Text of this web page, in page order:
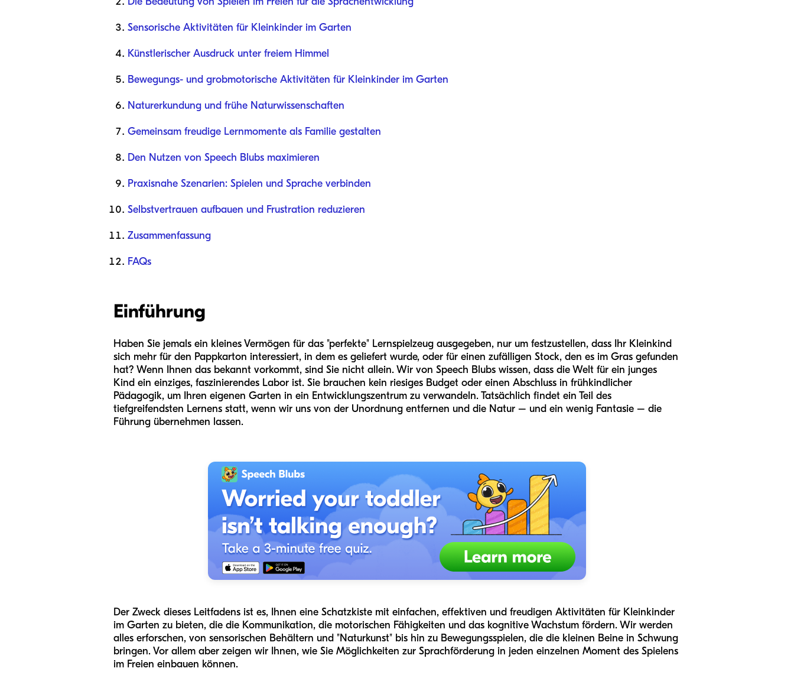
Sensorische Aktivitäten für Kleinkinder im Garten
Künstlerischer Ausdruck unter freiem Himmel
Bewegungs- und grobmotorische Aktivitäten für Kleinkinder im Garten
Naturerkundung und frühe Naturwissenschaften
Gemeinsam freudige Lernmomente als Familie gestalten
Den Nutzen von Speech Blubs maximieren
Praxisnahe Szenarien: Spielen und Sprache verbinden
Selbstvertrauen aufbauen und Frustration reduzieren
Zusammenfassung
FAQs
Einführung
Haben Sie jemals ein kleines Vermögen für das "perfekte" Lernspielzeug ausgegeben, nur um festzustellen, dass Ihr Kleinkind
sich mehr für den Pappkarton interessiert, in dem es geliefert wurde, oder für einen zufälligen Stock, den es im Gras gefunden
hat? Wenn Ihnen das bekannt vorkommt, sind Sie nicht allein. Wir von Speech Blubs wissen, dass die Welt für ein junges
Kind ein einziges, faszinierendes Labor ist. Sie brauchen kein riesiges Budget oder einen Abschluss in frühkindlicher
Pädagogik, um Ihren eigenen Garten in ein Entwicklungszentrum zu verwandeln. Tatsächlich findet ein Teil des
tiefgreifendsten Lernens statt, wenn wir uns von der Unordnung entfernen und die Natur – und ein wenig Fantasie – die
Führung übernehmen lassen.
Der Zweck dieses Leitfadens ist es, Ihnen eine Schatzkiste mit einfachen, effektiven und freudigen Aktivitäten für Kleinkinder
im Garten zu bieten, die die Kommunikation, die motorischen Fähigkeiten und das kognitive Wachstum fördern. Wir werden
alles erforschen, von sensorischen Behältern und "Naturkunst" bis hin zu Bewegungsspielen, die die kleinen Beine in Schwung
bringen. Vor allem aber zeigen wir Ihnen, wie Sie Möglichkeiten zur Sprachförderung in jeden einzelnen Moment des Spielens
im Freien einbauen können.